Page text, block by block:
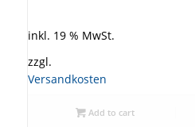
inkl. 19 % MwSt.
zzgl.
Versandkosten
Add to cart